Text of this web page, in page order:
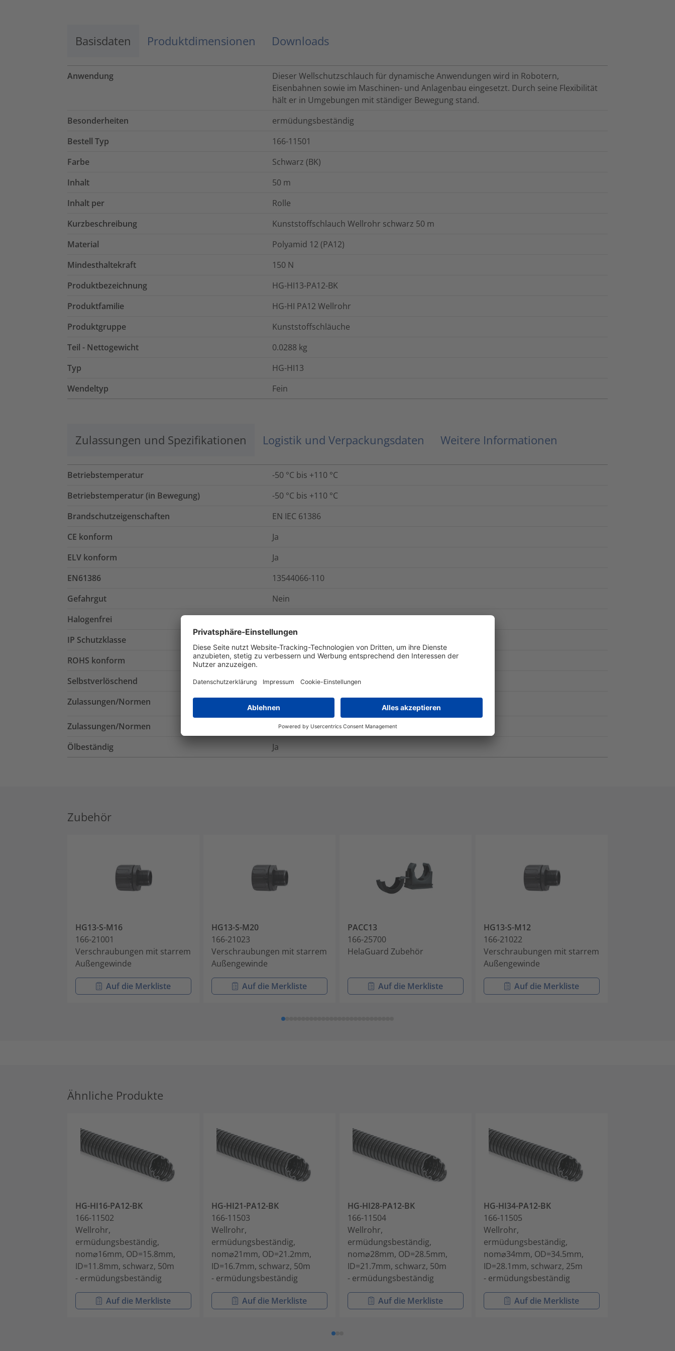
Basisdaten Produktdimensionen Downloads
Anwendung
Dieser Wellschutzschlauch für dynamische Anwendungen wird in Robotern,
Eisenbahnen sowie im Maschinen- und Anlagenbau eingesetzt. Durch seine Flexibilität
hält er in Umgebungen mit ständiger Bewegung stand.
Besonderheiten
ermüdungsbeständig
Bestell Typ
166-11501
Farbe
Schwarz (BK)
Inhalt
50 m
Inhalt per
Rolle
Kurzbeschreibung
Kunststoffschlauch Wellrohr schwarz 50 m
Material
Polyamid 12 (PA12)
Mindesthaltekraft
150 N
Produktbezeichnung
HG-HI13-PA12-BK
Produktfamilie
HG-HI PA12 Wellrohr
Produktgruppe
Kunststoffschläuche
Teil - Nettogewicht
0.0288 kg
Typ
HG-HI13
Wendeltyp
Fein
Zulassungen und Spezifikationen Logistik und Verpackungsdaten Weitere Informationen
Betriebstemperatur
-50 °C bis +110 °C
Betriebstemperatur (in Bewegung)
-50 °C bis +110 °C
Brandschutzeigenschaften
EN IEC 61386
CE konform
Ja
ELV konform
Ja
EN61386
13544066-110
Gefahrgut
Nein
Halogenfrei
IP Schutzklasse
IP66 (in Verbindung mit HG Verschraubungen)
ROHS konform
Ja
Selbstverlöschend
Ja
Zulassungen/Normen
Zulassungen/Normen
IEC 61386
Ölbeständig
Ja
Zubehör
HG13-S-M16
166-21001
Verschraubungen mit starrem
Außengewinde
Auf die Merkliste
HG13-S-M20
166-21023
Verschraubungen mit starrem
Außengewinde
Auf die Merkliste
PACC13
166-25700
HelaGuard Zubehör
Auf die Merkliste
HG13-S-M12
166-21022
Verschraubungen mit starrem
Außengewinde
Auf die Merkliste
Ähnliche Produkte
HG-HI16-PA12-BK
166-11502
Wellrohr,
ermüdungsbeständig,
nom⌀16mm, OD=15.8mm,
ID=11.8mm, schwarz, 50m
- ermüdungsbeständig
Auf die Merkliste
HG-HI21-PA12-BK
166-11503
Wellrohr,
ermüdungsbeständig,
nom⌀21mm, OD=21.2mm,
ID=16.7mm, schwarz, 50m
- ermüdungsbeständig
Auf die Merkliste
HG-HI28-PA12-BK
166-11504
Wellrohr,
ermüdungsbeständig,
nom⌀28mm, OD=28.5mm,
ID=21.7mm, schwarz, 50m
- ermüdungsbeständig
Auf die Merkliste
HG-HI34-PA12-BK
166-11505
Wellrohr,
ermüdungsbeständig,
nom⌀34mm, OD=34.5mm,
ID=28.1mm, schwarz, 25m
- ermüdungsbeständig
Auf die Merkliste